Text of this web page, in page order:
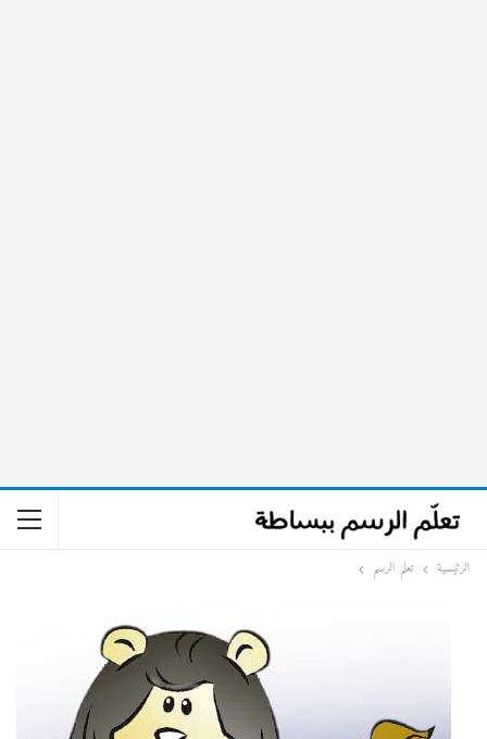
الرئيسية تعلم الرسم